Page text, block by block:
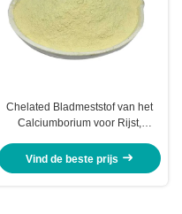
Chelated Bladmeststof van het
Calciumborium voor Rijst,
Vind de beste prijs